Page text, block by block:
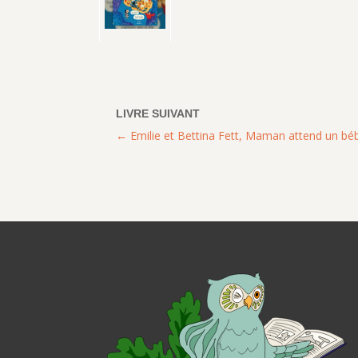
Emilie et Bettina Fett, Maman attend un